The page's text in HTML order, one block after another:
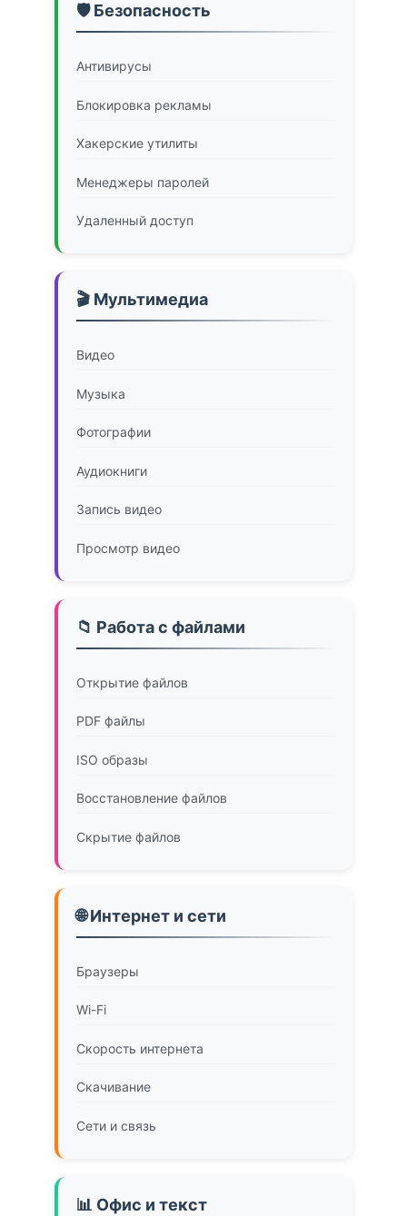
🛡️ Безопасность
Антивирусы
Блокировка рекламы
Хакерские утилиты
Менеджеры паролей
Удаленный доступ
🎬 Мультимедиа
Видео
Музыка
Фотографии
Аудиокниги
Запись видео
Просмотр видео
📁 Работа с файлами
Открытие файлов
PDF файлы
ISO образы
Восстановление файлов
Скрытие файлов
🌐 Интернет и сети
Браузеры
Wi-Fi
Скорость интернета
Скачивание
Сети и связь
📊 Офис и текст